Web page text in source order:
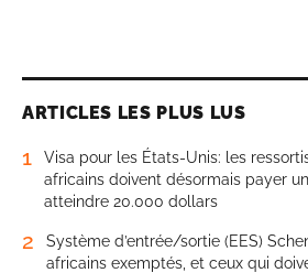
ARTICLES LES PLUS LUS
1
Visa pour les États-Unis: les
africains doivent désormais payer
atteindre 20.000 dollars
2
Système d’entrée/sortie (EES)
africains exemptés, et ceux qui